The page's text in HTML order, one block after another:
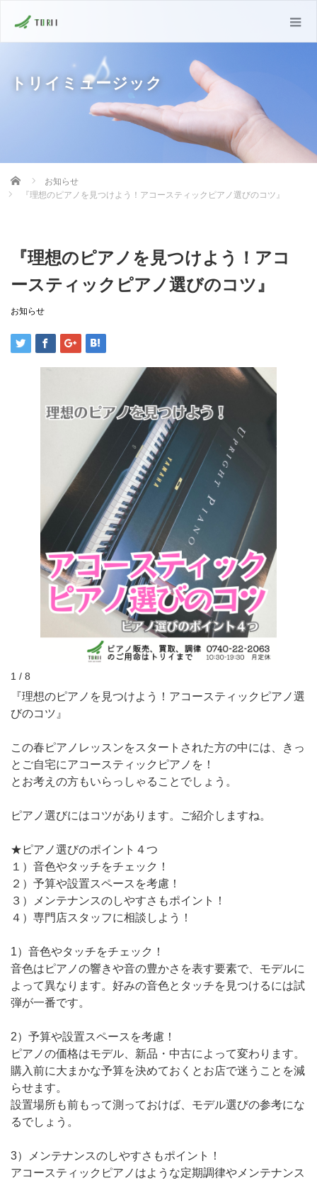
トリイミュージック
Home
お知らせ
『理想のピアノを見つけよう！アコースティックピアノ選びのコツ』
『理想のピアノを見つけよう！アコ
ースティックピアノ選びのコツ』
お知らせ
1 / 8
『理想のピアノを見つけよう！アコースティックピアノ選
びのコツ』
この春ピアノレッスンをスタートされた方の中には、きっ
とご自宅にアコースティックピアノを！
とお考えの方もいらっしゃることでしょう。
ピアノ選びにはコツがあります。ご紹介しますね。
★ピアノ選びのポイント４つ
１）音色やタッチをチェック！
２）予算や設置スペースを考慮！
３）メンテナンスのしやすさもポイント！
４）専門店スタッフに相談しよう！
1）音色やタッチをチェック！
音色はピアノの響きや音の豊かさを表す要素で、モデルに
よって異なります。好みの音色とタッチを見つけるには試
弾が一番です。
2）予算や設置スペースを考慮！
ピアノの価格はモデル、新品・中古によって変わります。
購入前に大まかな予算を決めておくとお店で迷うことを減
らせます。
設置場所も前もって測っておけば、モデル選びの参考にな
るでしょう。
3）メンテナンスのしやすさもポイント！
アコースティックピアノはような定期調律やメンテナンス